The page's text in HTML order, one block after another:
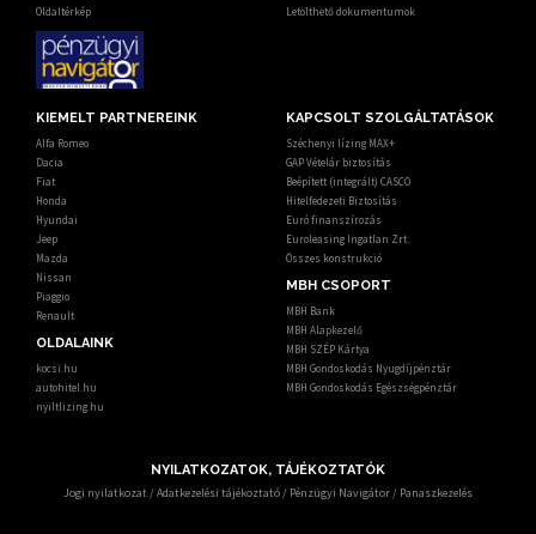
Oldaltérkép
Letölthető dokumentumok
KIEMELT PARTNEREINK
Alfa Romeo
Dacia
Fiat
Honda
Hyundai
Jeep
Mazda
Nissan
Piaggio
Renault
OLDALAINK
kocsi.hu
autohitel.hu
nyiltlizing.hu
KAPCSOLT SZOLGÁLTATÁSOK
Széchenyi lízing MAX+
GAP Vételár biztosítás
Beépített (integrált) CASCO
Hitelfedezeti Biztosítás
Euró finanszírozás
Euroleasing Ingatlan Zrt.
Összes konstrukció
MBH CSOPORT
MBH Bank
MBH Alapkezelő
MBH SZÉP Kártya
MBH Gondoskodás Nyugdíjpénztár
MBH Gondoskodás Egészségpénztár
NYILATKOZATOK, TÁJÉKOZTATÓK
Jogi nyilatkozat/Adatkezelési tájékoztató/ Pénzügyi Navigátor/ Panaszkezelés